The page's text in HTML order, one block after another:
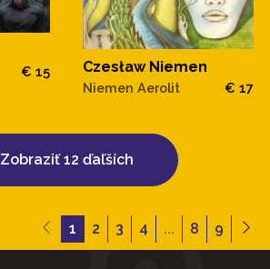
€ 15 Czesław Niemen
Niemen Aerolit € 17
Zobraziť 12 ďaľších
1 2 3 4 ... 8 9